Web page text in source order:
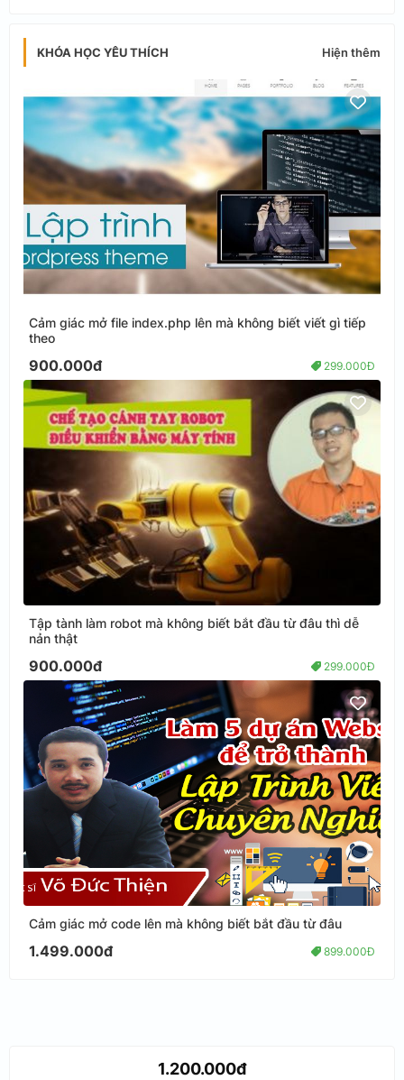
KHÓA HỌC YÊU THÍCH Hiện thêm
Cảm giác mở file index.php lên mà không biết viết gì tiếp
theo
900.000đ 299.000Đ
Tập tành làm robot mà không biết bắt đầu từ đâu thì dễ
nản thật
900.000đ 299.000Đ
Cảm giác mở code lên mà không biết bắt đầu từ đâu
1.499.000đ 899.000Đ
1.200.000đ